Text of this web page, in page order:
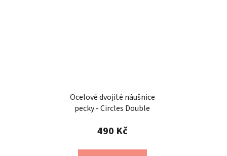
Ocelové dvojité náušnice
pecky - Circles Double
490 Kč